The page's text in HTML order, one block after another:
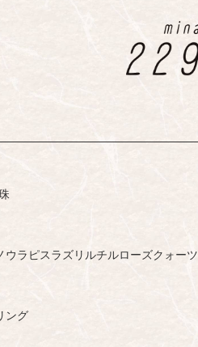
ウ ラピスラズリ ルチルローズクォーツ
ング